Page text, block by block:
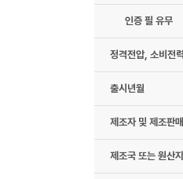
인증 필 유무
정격전압, 소비전
출시년월
제조자 및 제조판
제조국 또는 원산지